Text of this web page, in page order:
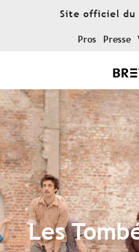
Site officiel du
Pros Presse
Les